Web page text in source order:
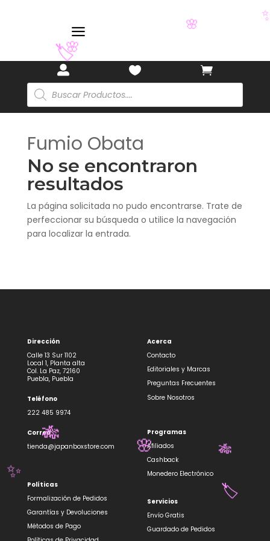
a
 

Búsqueda
de
productos
Fumio Obata
No se encontraron
resultados
La página solicitada no pudo encontrarse. Trate de
perfeccionar su búsqueda o utilice la navegación
para localizar la entrada.
Dirección
Calle 13 Sur 1102
Local 1, Planta alta
Col. La Paz, 72160
Puebla, Puebla
Teléfono
222 485 9974
Correo
tienda@japanboxstore.com
Políticas
Formalización de Pedidos
Garantías y Devoluciones
Métodos de Pago
Acerca
Contacto
Editoriales y Marcas
Preguntas Frecuentes
Sobre Nosotros
Programas
Afiliados
Cashback
Monedero Electrónico
Servicios
Envío Gratis
Guardado de Pedidos
🎋
🏷️
🏷️
🌸
🌸
🌸
✨
🎋